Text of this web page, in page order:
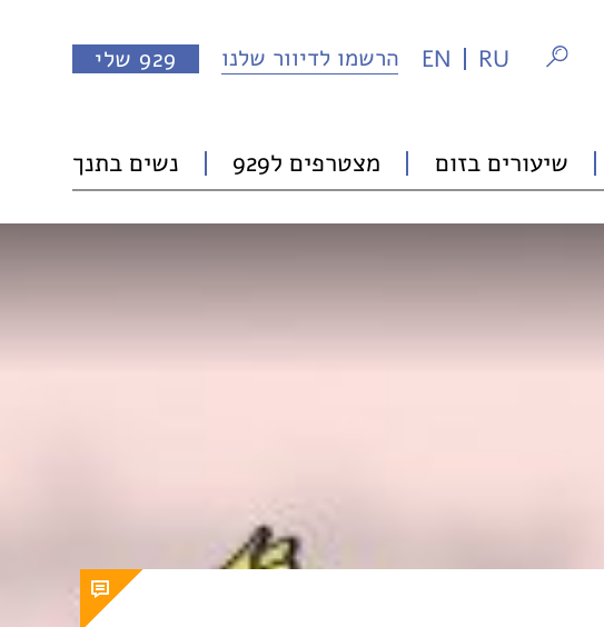
929 שלי הרשמו לדיוור שלנו EN RU
שיעורים בזום מצטרפים ל929 נשים בתנך